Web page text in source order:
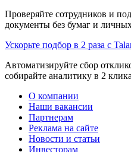
Проверяйте сотрудников и
документы без бумаг и
Ускорьте подбор в 2 раза с
Автоматизируйте сбор
собирайте аналитику в 2 клика
О компании
Наши вакансии
Партнерам
Реклама на сайте
Новости и статьи
Инвесторам